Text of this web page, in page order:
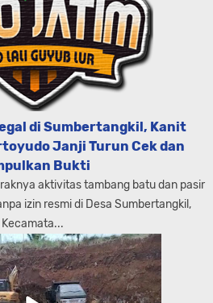
di Sumbertangkil, Kanit
Janji Turun Cek dan
Bukti
aktivitas tambang batu dan pasir
izin resmi di Desa Sumbertangkil,
Kecamata...